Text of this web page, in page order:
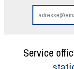
Service